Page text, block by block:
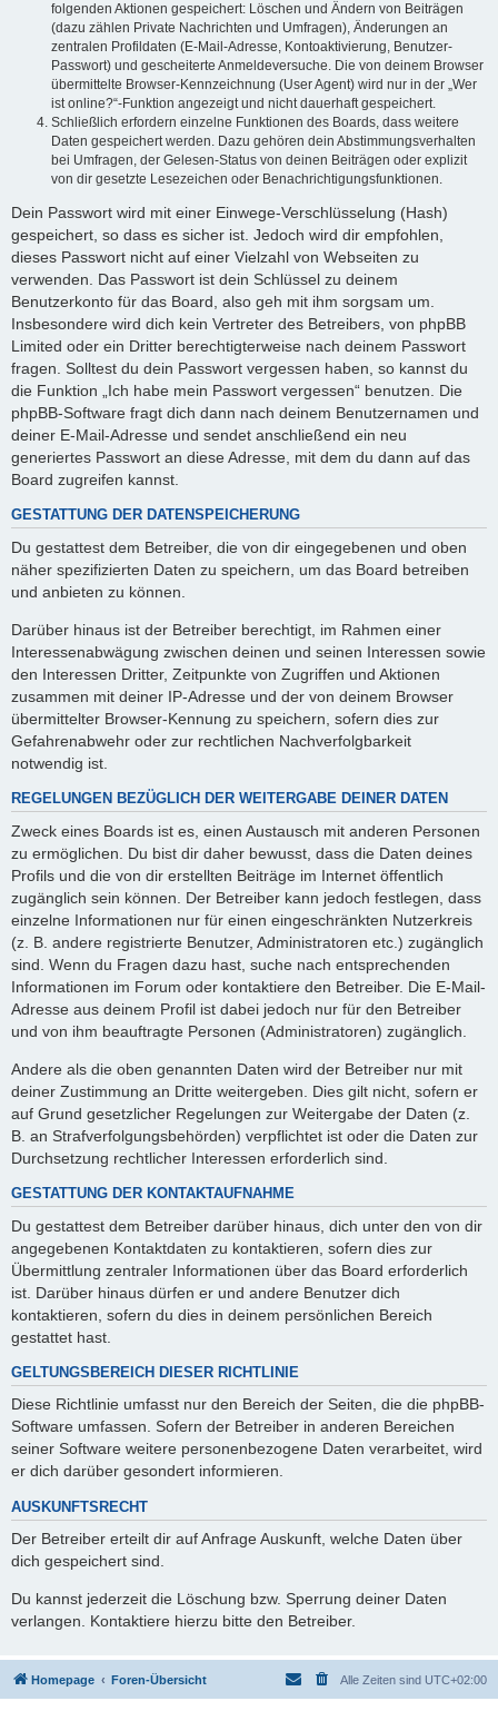
folgenden Aktionen gespeichert: Löschen und Ändern von Beiträgen
(dazu zählen Private Nachrichten und Umfragen), Änderungen an
zentralen Profildaten (E-Mail-Adresse, Kontoaktivierung, Benutzer-
Passwort) und gescheiterte Anmeldeversuche. Die von deinem Browser
übermittelte Browser-Kennzeichnung (User Agent) wird nur in der „Wer
ist online?“-Funktion angezeigt und nicht dauerhaft gespeichert.
Schließlich erfordern einzelne Funktionen des Boards, dass weitere
Daten gespeichert werden. Dazu gehören dein Abstimmungsverhalten
bei Umfragen, der Gelesen-Status von deinen Beiträgen oder explizit
von dir gesetzte Lesezeichen oder Benachrichtigungsfunktionen.
Dein Passwort wird mit einer Einwege-Verschlüsselung (Hash)
gespeichert, so dass es sicher ist. Jedoch wird dir empfohlen,
dieses Passwort nicht auf einer Vielzahl von Webseiten zu
verwenden. Das Passwort ist dein Schlüssel zu deinem
Benutzerkonto für das Board, also geh mit ihm sorgsam um.
Insbesondere wird dich kein Vertreter des Betreibers, von phpBB
Limited oder ein Dritter berechtigterweise nach deinem Passwort
fragen. Solltest du dein Passwort vergessen haben, so kannst du
die Funktion „Ich habe mein Passwort vergessen“ benutzen. Die
phpBB-Software fragt dich dann nach deinem Benutzernamen und
deiner E-Mail-Adresse und sendet anschließend ein neu
generiertes Passwort an diese Adresse, mit dem du dann auf das
Board zugreifen kannst.
GESTATTUNG DER DATENSPEICHERUNG
Du gestattest dem Betreiber, die von dir eingegebenen und oben
näher spezifizierten Daten zu speichern, um das Board betreiben
und anbieten zu können.
Darüber hinaus ist der Betreiber berechtigt, im Rahmen einer
Interessenabwägung zwischen deinen und seinen Interessen sowie
den Interessen Dritter, Zeitpunkte von Zugriffen und Aktionen
zusammen mit deiner IP-Adresse und der von deinem Browser
übermittelter Browser-Kennung zu speichern, sofern dies zur
Gefahrenabwehr oder zur rechtlichen Nachverfolgbarkeit
notwendig ist.
REGELUNGEN BEZÜGLICH DER WEITERGABE DEINER DATEN
Zweck eines Boards ist es, einen Austausch mit anderen Personen
zu ermöglichen. Du bist dir daher bewusst, dass die Daten deines
Profils und die von dir erstellten Beiträge im Internet öffentlich
zugänglich sein können. Der Betreiber kann jedoch festlegen, dass
einzelne Informationen nur für einen eingeschränkten Nutzerkreis
(z. B. andere registrierte Benutzer, Administratoren etc.) zugänglich
sind. Wenn du Fragen dazu hast, suche nach entsprechenden
Informationen im Forum oder kontaktiere den Betreiber. Die E-Mail-
Adresse aus deinem Profil ist dabei jedoch nur für den Betreiber
und von ihm beauftragte Personen (Administratoren) zugänglich.
Andere als die oben genannten Daten wird der Betreiber nur mit
deiner Zustimmung an Dritte weitergeben. Dies gilt nicht, sofern er
auf Grund gesetzlicher Regelungen zur Weitergabe der Daten (z.
B. an Strafverfolgungsbehörden) verpflichtet ist oder die Daten zur
Durchsetzung rechtlicher Interessen erforderlich sind.
GESTATTUNG DER KONTAKTAUFNAHME
Du gestattest dem Betreiber darüber hinaus, dich unter den von dir
angegebenen Kontaktdaten zu kontaktieren, sofern dies zur
Übermittlung zentraler Informationen über das Board erforderlich
ist. Darüber hinaus dürfen er und andere Benutzer dich
kontaktieren, sofern du dies in deinem persönlichen Bereich
gestattet hast.
GELTUNGSBEREICH DIESER RICHTLINIE
Diese Richtlinie umfasst nur den Bereich der Seiten, die die phpBB-
Software umfassen. Sofern der Betreiber in anderen Bereichen
seiner Software weitere personenbezogene Daten verarbeitet, wird
er dich darüber gesondert informieren.
AUSKUNFTSRECHT
Der Betreiber erteilt dir auf Anfrage Auskunft, welche Daten über
dich gespeichert sind.
Du kannst jederzeit die Löschung bzw. Sperrung deiner Daten
verlangen. Kontaktiere hierzu bitte den Betreiber.
Homepage Foren-Übersicht Alle Zeiten sind UTC+02:00